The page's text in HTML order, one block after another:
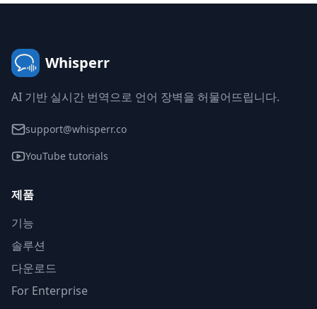
Whisperr
AI 기반 실시간 번역으로 언어 장벽을 허물어뜨립니다.
support@whisperr.co
YouTube tutorials
제품
기능
솔루션
다운로드
For Enterprise